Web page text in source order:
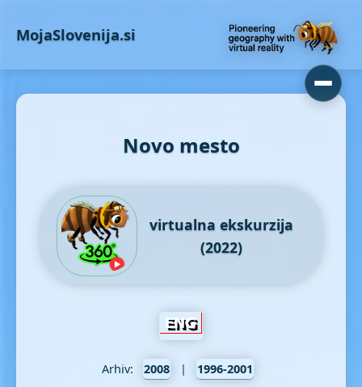
MojaSlovenija.si
Novo mesto
virtualna ekskurzija
(2022)
Arhiv: 2008 | 1996-2001